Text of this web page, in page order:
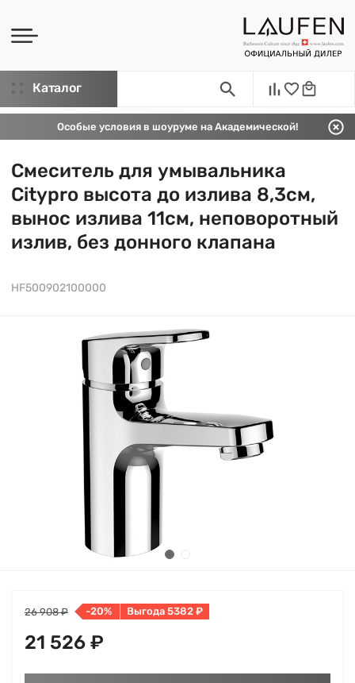
Каталог
Особые условия в шоуруме на Академической!
Смеситель для умывальника
Citypro высота до излива 8,3см,
вынос излива 11см, неповоротный
излив, без донного клапана
HF500902100000
26 908 ₽ -20% Выгода 5382 ₽
21 526 ₽